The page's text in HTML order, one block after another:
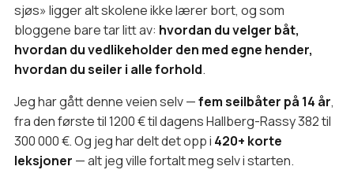
sjøs» ligger alt skolene ikke lærer bort, og som
bloggene bare tar litt av: hvordan du velger båt,
hvordan du vedlikeholder den med egne hender,
hvordan du seiler i alle forhold.
Jeg har gått denne veien selv —fem seilbåter på 14 år,
fra den første til 1200 € til dagens Hallberg-Rassy 382 til
300 000 €. Og jeg har delt det opp i 420+ korte
leksjoner — alt jeg ville fortalt meg selv i starten.